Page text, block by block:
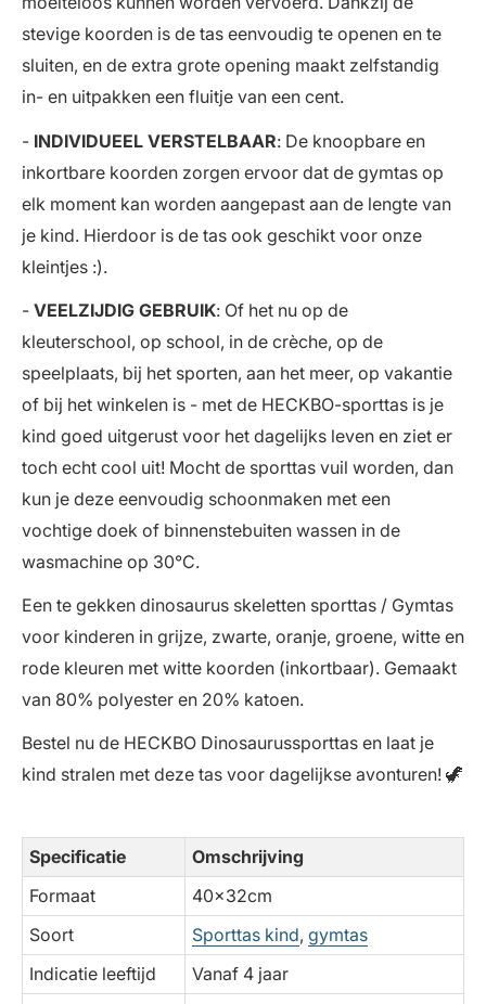
stevige koorden is de tas eenvoudig te openen en te
sluiten, en de extra grote opening maakt zelfstandig
in- en uitpakken een fluitje van een cent.
- INDIVIDUEEL VERSTELBAAR: De knoopbare en
inkortbare koorden zorgen ervoor dat de gymtas op
elk moment kan worden aangepast aan de lengte van
je kind. Hierdoor is de tas ook geschikt voor onze
kleintjes :).
- VEELZIJDIG GEBRUIK: Of het nu op de
kleuterschool, op school, in de crèche, op de
speelplaats, bij het sporten, aan het meer, op vakantie
of bij het winkelen is - met de HECKBO-sporttas is je
kind goed uitgerust voor het dagelijks leven en ziet er
toch echt cool uit! Mocht de sporttas vuil worden, dan
kun je deze eenvoudig schoonmaken met een
vochtige doek of binnenstebuiten wassen in de
wasmachine op 30°C.
Een te gekken dinosaurus skeletten sporttas / Gymtas
voor kinderen in grijze, zwarte, oranje, groene, witte en
rode kleuren met witte koorden (inkortbaar). Gemaakt
van 80% polyester en 20% katoen.
Bestel nu de HECKBO Dinosaurussporttas en laat je
kind stralen met deze tas voor dagelijkse avonturen! 🦖
Specificatie
Omschrijving
Formaat
40x32cm
Soort
Sporttas kind, gymtas
Indicatie leeftijd
Vanaf 4 jaar